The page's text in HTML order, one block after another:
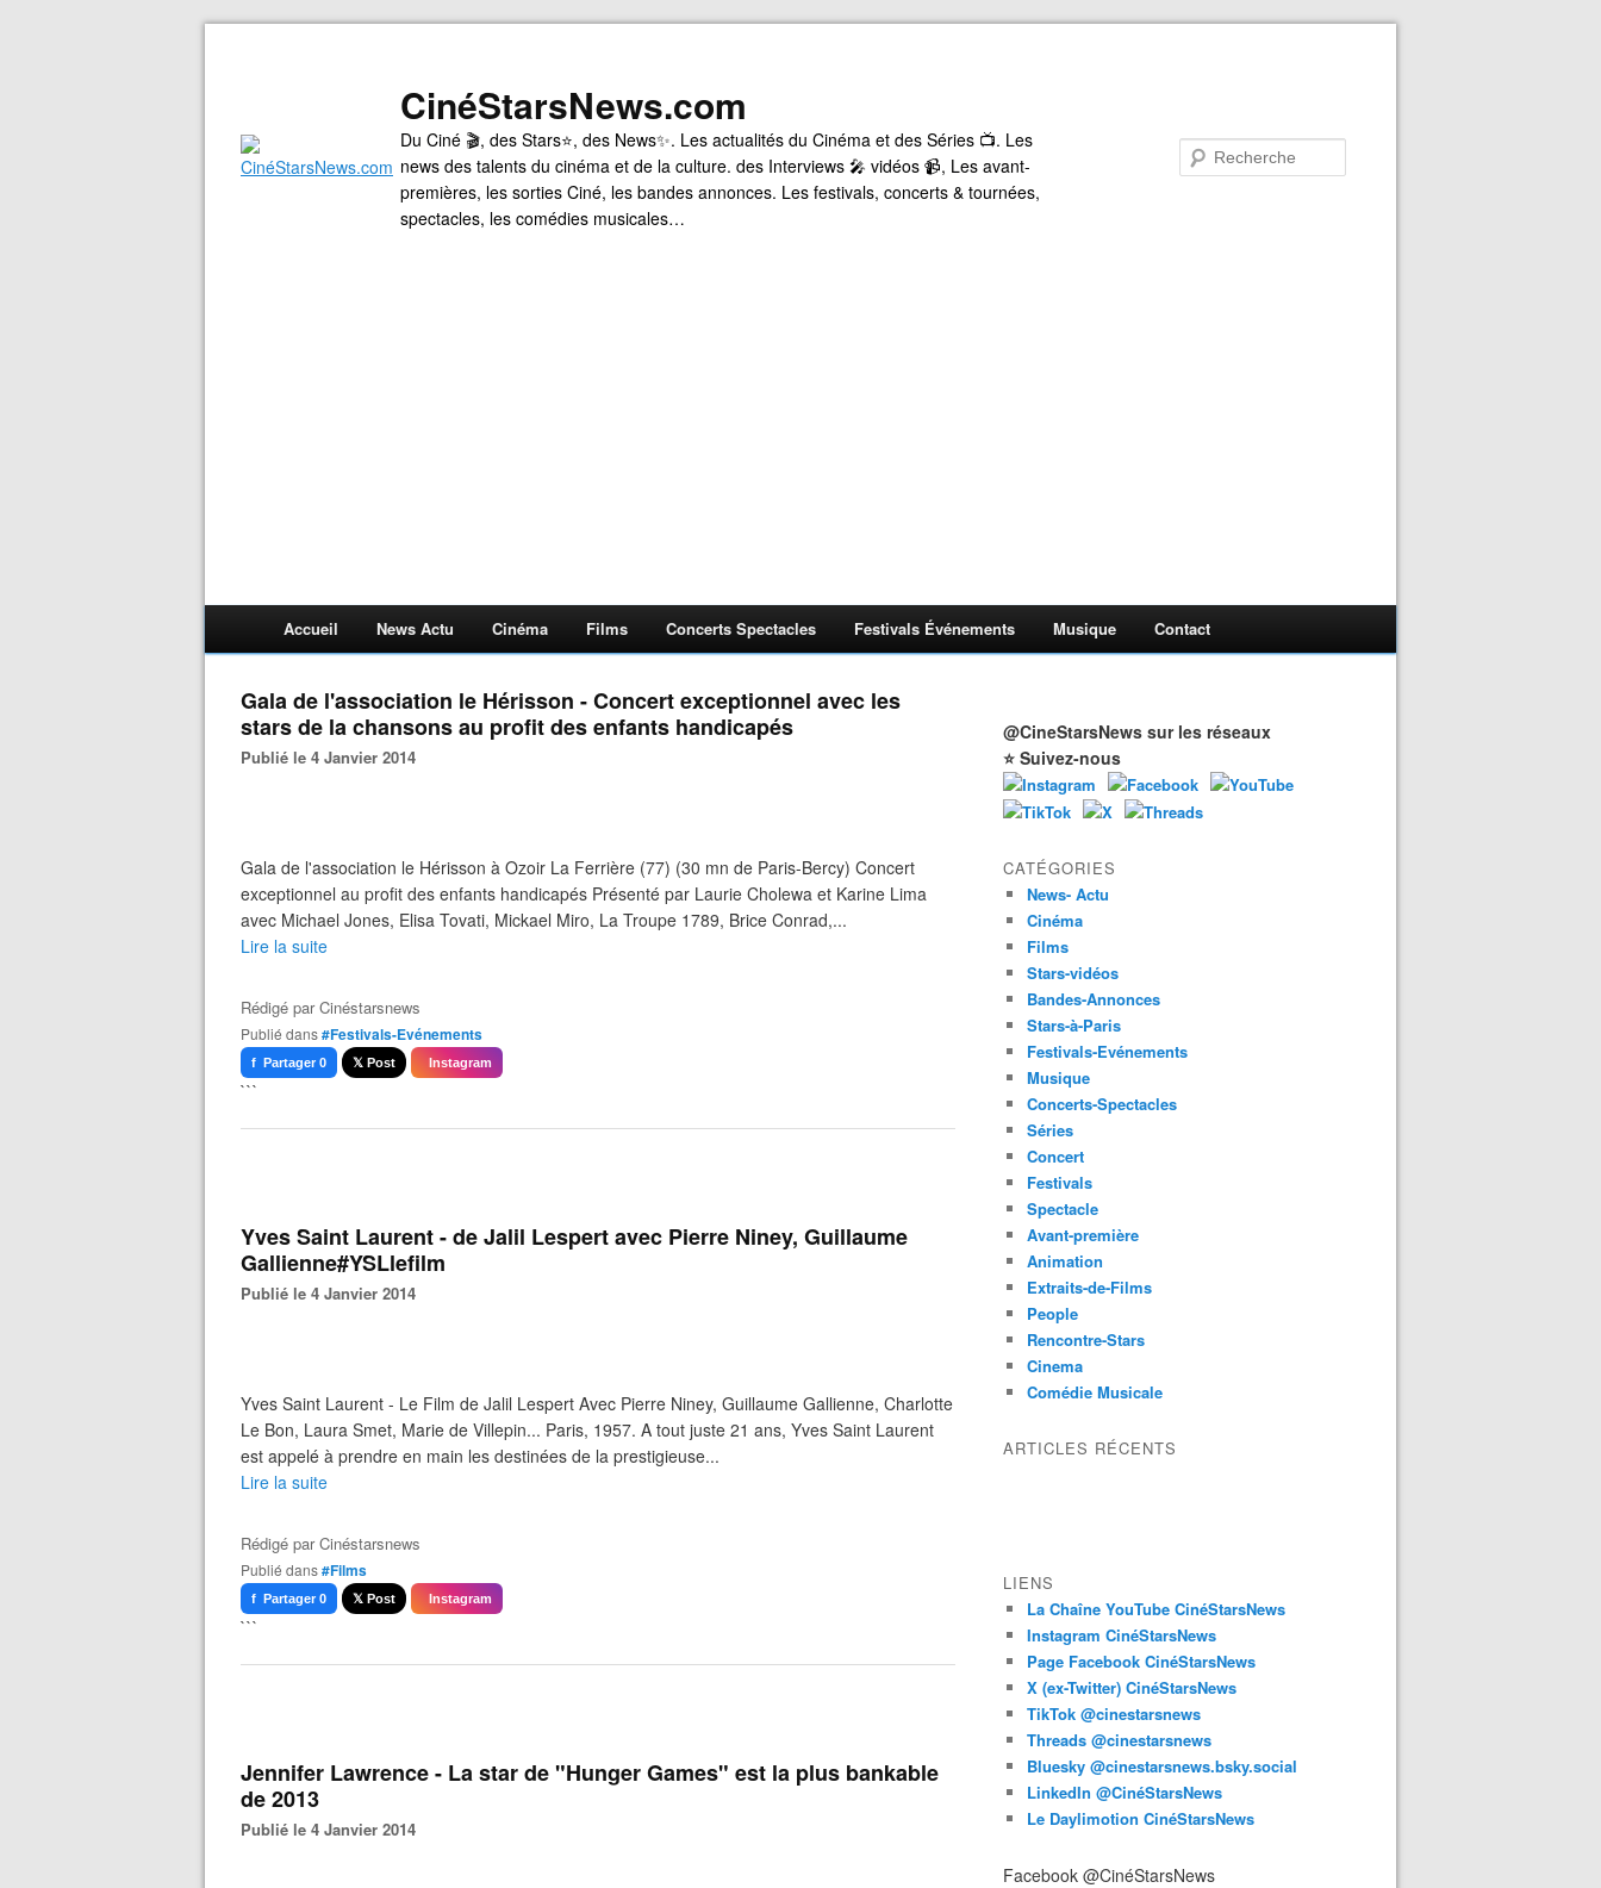
CinéStarsNews.com
Du Ciné 🎬, des Stars⭐, des News✨. Les actualités du Cinéma et des Séries 📺. Les
news des talents du cinéma et de la culture. des Interviews 🎤 vidéos 📹, Les avant-
premières, les sorties Ciné, les bandes annonces. Les festivals, concerts & tournées,
spectacles, les comédies musicales…
Accueil News Actu Cinéma Films Concerts Spectacles Festivals Événements Musique Contact
Gala de l'association le Hérisson - Concert exceptionnel avec les
stars de la chansons au profit des enfants handicapés
Publié le 4 Janvier 2014
Gala de l'association le Hérisson à Ozoir La Ferrière (77) (30 mn de Paris-Bercy) Concert
exceptionnel au profit des enfants handicapés Présenté par Laurie Cholewa et Karine Lima
avec Michael Jones, Elisa Tovati, Mickael Miro, La Troupe 1789, Brice Conrad,...
Lire la suite
Rédigé parCinéstarsnews
Publié dans#Festivals-Evénements
f Partager 0 𝕏 Post Instagram
```
Yves Saint Laurent - de Jalil Lespert avec Pierre Niney, Guillaume
Gallienne#YSLlefilm
Publié le 4 Janvier 2014
Yves Saint Laurent - Le Film de Jalil Lespert Avec Pierre Niney, Guillaume Gallienne, Charlotte
Le Bon, Laura Smet, Marie de Villepin... Paris, 1957. A tout juste 21 ans, Yves Saint Laurent
est appelé à prendre en main les destinées de la prestigieuse...
Lire la suite
Rédigé parCinéstarsnews
Publié dans#Films
f Partager 0 𝕏 Post Instagram
```
Jennifer Lawrence - La star de "Hunger Games" est la plus bankable
de 2013
Publié le 4 Janvier 2014
@CineStarsNews sur les réseaux
⭐ Suivez-nous
CATÉGORIES
News- Actu
Cinéma
Films
Stars-vidéos
Bandes-Annonces
Stars-à-Paris
Festivals-Evénements
Musique
Concerts-Spectacles
Séries
Concert
Festivals
Spectacle
Avant-première
Animation
Extraits-de-Films
People
Rencontre-Stars
Cinema
Comédie Musicale
ARTICLES RÉCENTS
LIENS
La Chaîne YouTube CinéStarsNews
Instagram CinéStarsNews
Page Facebook CinéStarsNews
X (ex-Twitter) CinéStarsNews
TikTok @cinestarsnews
Threads @cinestarsnews
Bluesky @cinestarsnews.bsky.social‬
LinkedIn @CinéStarsNews
Le Daylimotion CinéStarsNews
Facebook @CinéStarsNews